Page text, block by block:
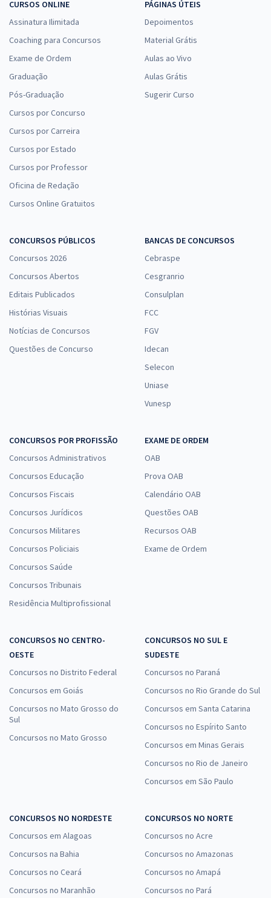
CURSOS ONLINE
Assinatura Ilimitada
Coaching para Concursos
Exame de Ordem
Graduação
Pós-Graduação
Cursos por Concurso
Cursos por Carreira
Cursos por Estado
Cursos por Professor
Oficina de Redação
Cursos Online Gratuitos
PÁGINAS ÚTEIS
Depoimentos
Material Grátis
Aulas ao Vivo
Aulas Grátis
Sugerir Curso
CONCURSOS PÚBLICOS
Concursos 2026
Concursos Abertos
Editais Publicados
Histórias Visuais
Notícias de Concursos
Questões de Concurso
BANCAS DE CONCURSOS
Cebraspe
Cesgranrio
Consulplan
FCC
FGV
Idecan
Selecon
Uniase
Vunesp
CONCURSOS POR PROFISSÃO
Concursos Administrativos
Concursos Educação
Concursos Fiscais
Concursos Jurídicos
Concursos Militares
Concursos Policiais
Concursos Saúde
Concursos Tribunais
Residência Multiprofissional
EXAME DE ORDEM
OAB
Prova OAB
Calendário OAB
Questões OAB
Recursos OAB
Exame de Ordem
CONCURSOS NO CENTRO-
OESTE
Concursos no Distrito Federal
Concursos em Goiás
Concursos no Mato Grosso do
Sul
Concursos no Mato Grosso
CONCURSOS NO SUL E
SUDESTE
Concursos no Paraná
Concursos no Rio Grande do Sul
Concursos em Santa Catarina
Concursos no Espírito Santo
Concursos em Minas Gerais
Concursos no Rio de Janeiro
Concursos em São Paulo
CONCURSOS NO NORDESTE
Concursos em Alagoas
Concursos na Bahia
Concursos no Ceará
Concursos no Maranhão
CONCURSOS NO NORTE
Concursos no Acre
Concursos no Amazonas
Concursos no Amapá
Concursos no Pará